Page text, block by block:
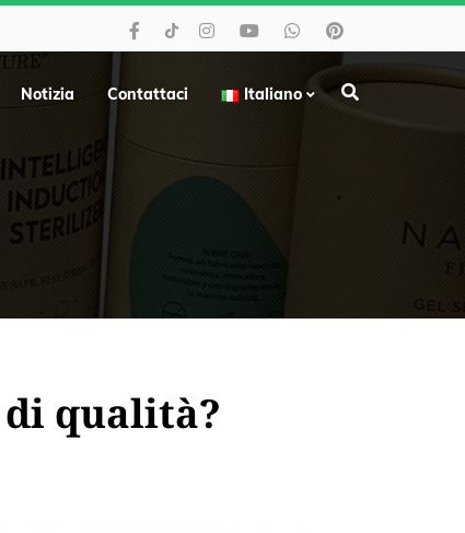
Notizia Contattaci Italiano
qualità?